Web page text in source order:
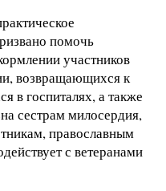
помочь
участников
возвращающихся к
в госпиталях, а также
сестрам милосердия,
православным
с ветеранами